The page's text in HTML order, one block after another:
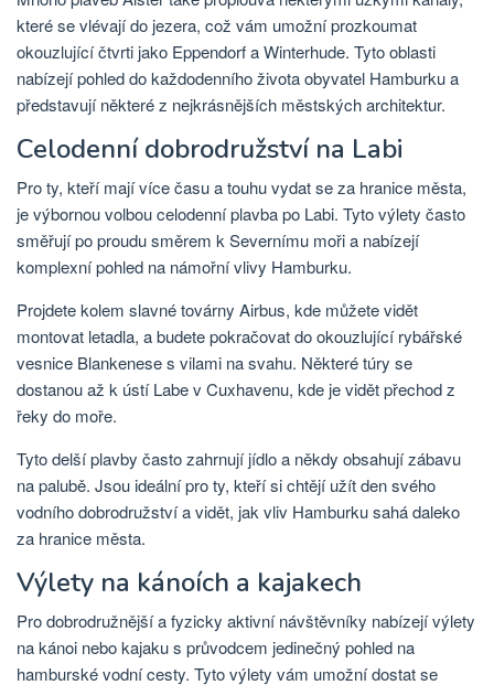
které se vlévají do jezera, což vám umožní prozkoumat
okouzlující čtvrti jako Eppendorf a Winterhude. Tyto oblasti
nabízejí pohled do každodenního života obyvatel Hamburku a
představují některé z nejkrásnějších městských architektur.
Celodenní dobrodružství na Labi
Pro ty, kteří mají více času a touhu vydat se za hranice města,
je výbornou volbou celodenní plavba po Labi. Tyto výlety často
směřují po proudu směrem k Severnímu moři a nabízejí
komplexní pohled na námořní vlivy Hamburku.
Projdete kolem slavné továrny Airbus, kde můžete vidět
montovat letadla, a budete pokračovat do okouzlující rybářské
vesnice Blankenese s vilami na svahu. Některé túry se
dostanou až k ústí Labe v Cuxhavenu, kde je vidět přechod z
řeky do moře.
Tyto delší plavby často zahrnují jídlo a někdy obsahují zábavu
na palubě. Jsou ideální pro ty, kteří si chtějí užít den svého
vodního dobrodružství a vidět, jak vliv Hamburku sahá daleko
za hranice města.
Výlety na kánoích a kajakech
Pro dobrodružnější a fyzicky aktivní návštěvníky nabízejí výlety
na kánoi nebo kajaku s průvodcem jedinečný pohled na
hamburské vodní cesty. Tyto výlety vám umožní dostat se